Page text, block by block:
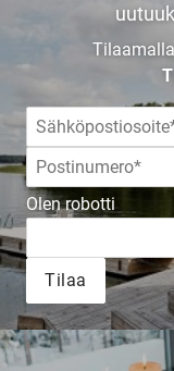
Olen robotti
Tilaa